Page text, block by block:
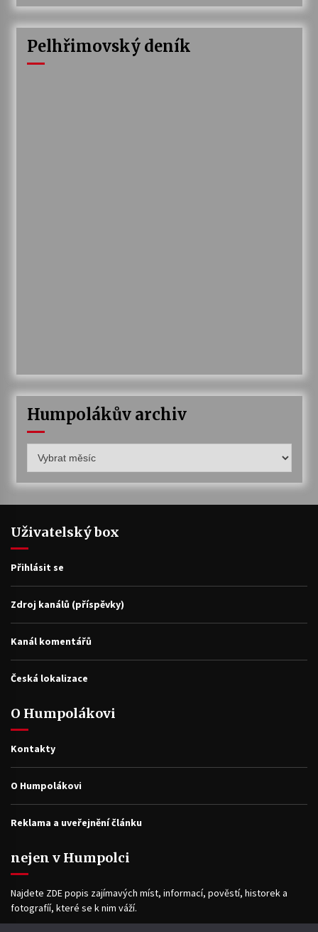
Pelhřimovský deník
Humpolákův archiv
archiv
Uživatelský box
Přihlásit se
Zdroj kanálů (příspěvky)
Kanál komentářů
Česká lokalizace
O Humpolákovi
Kontakty
O Humpolákovi
Reklama a uveřejnění článku
nejen v Humpolci
Najdete ZDE popis zajímavých míst, informací, pověstí, historek a
fotografíí, které se k nim váží.